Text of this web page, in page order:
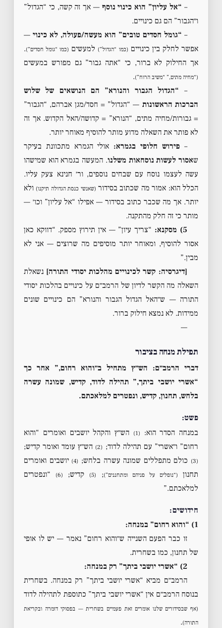
– “אל עליון” הוא כינוי נוסף — אך זה קשה, כי “הגדול”
ו״הגבור” הם גם כינויים.
– “גומל חסדים טובים” הוא מעשה/פעולה, לא כינוי —
אפשר לחלק בין כינויים (כמו “הגדול”) למעשים (כמו “גומל חסדים”).
אך החילוק לא ברור, כי “אתה גבור” גם מפורש במעשים
(“מחיה מתים,” “משיב הרוח”).
– “הגדול הגבור והנורא” הם הנושאים של שלוש
הברכות הראשונות — “הגדול” = חסד/מגן אברהם, “הגבור”
= גבורות/מחיה מתים, “הנורא” = קדושה/האל הקדוש. אך זה
לא פותר את השאלה מדוע מותר להוסיף מאוחר יותר.
–פירוש חלופי בגמרא: אולי הגמרא מתכוונת בעיקר
שאסור לעשות נוסחאות משלנו. המעשה בגמרא הוא שמישהו
עשה לעצמו נוסח עם שבחים נוספים, ור׳ חנינא צעק עליו.
הכלל הוא: אמור מה שכתוב בסידור (שאנשי כנסת הגדולה תיקנו) ולא
יותר. אך מה שכבר כתוב בסידור — אפילו “אל עליון” וכו׳ —
מותר כי זה חלק מהתקנה.
5) מסקנא:
“צריך עיון” — אין תירוץ מספק. “דווקא כאן
אסור להוסיף, ומאוחר יותר מוסיפים מה שרוצים — אני לא
מבין.”
[דיגרסיה: קשר לכינויים מהלכות יסודי התורה] נשאלת
השאלה מה הקשר לדיון של הרמב״ם על כינויים בהלכות יסודי
התורה — ש״האל הגדול הגבור והנורא” הם כינויים שונים
ממידות. לא נמצא חילוק ברור.
—
תפילת מנחה בציבור
דברי הרמב״ם: הש״ץ מתחיל ב״והוא רחום,” אחר כך
“אשרי יושבי ביתך,” תהילה לדוד, קדיש, שמונה עשרה
בלחש, תחנון, קדיש, ונפטרים למלאכתם.
פשט:
במנחה הסדר הוא:
(1)
הש״ץ והקהל יושבים ואומרים “והוא
רחום” ו״אשרי” עם תהילה לדוד; (2) הש״ץ עומד ואומר קדיש;
(3) כולם מתפללים שמונה עשרה בלחש; (4)
יושבים ואומרים
תחנון
(“נופלים על פניהם ומתחננים”);
(5) קדיש; (6)
“ונפטרים
למלאכתם.”
חידושים:
1) “והוא רחום” במנחה:
זו כבר הפעם השנייה ש״והוא רחום” נאמר — יש לו אופי
של תחנון, כמו בשחרית.
2) “אשרי יושבי ביתך” רק במנחה:
הרמב״ם מביא “אשרי יושבי ביתך” רק במנחה. בשחרית
בנוסח הרמב״ם אין “אשרי יושבי ביתך” כתוספת לתהילה לדוד
(אף שבסידורים שלנו אומרים זאת פעמיים בשחרית — בפסוקי דזמרה ובקריאת
התורה).